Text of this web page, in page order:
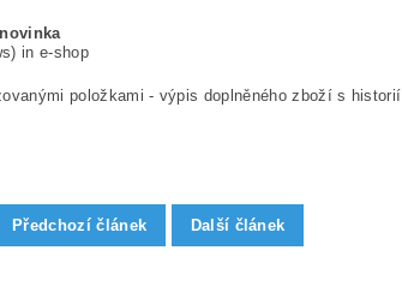
novinka
in e-shop
položkami - výpis doplněného zboží s historií
Předchozí článek Další článek